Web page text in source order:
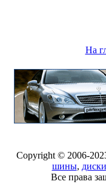
На
Copyright © 2006-
шины, диски
Все права